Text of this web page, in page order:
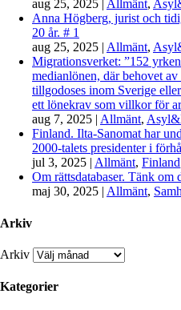
aug 25, 2025 | Allmänt,
Anna Högberg, jurist och
20 år. # 1
aug 25, 2025 | Allmänt,
Migrationsverket: ”152
medianlönen, där behovet
tillgodoses inom Sverige
ett lönekrav som villkor för
aug 7, 2025 | Allmänt,
Finland. Ilta-Sanomat har
2000-talets presidenter i
jul 3, 2025 | Allmänt, Finland
Om rättsdatabaser. Tänk
maj 30, 2025 | Allmänt,
Arkiv
Arkiv
Kategorier